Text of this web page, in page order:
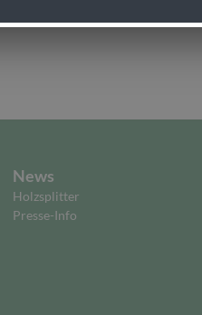
News
Holzsplitter
Presse-Info